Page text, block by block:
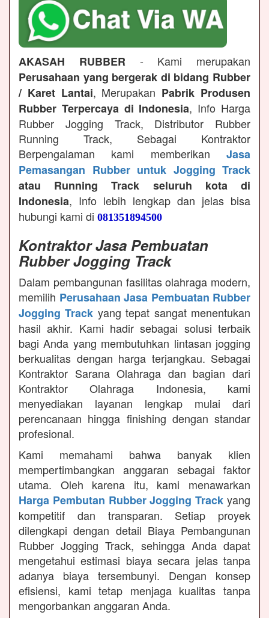
AKASAH RUBBER - Kami merupakan
Perusahaan yang bergerak di bidang Rubber
/ Karet Lantai, Merupakan Pabrik Produsen
Rubber Terpercaya di Indonesia, Info Harga
Rubber Jogging Track, Distributor Rubber
Running Track, Sebagai Kontraktor
Berpengalaman kami memberikan Jasa
Pemasangan Rubber untuk Jogging Track
atau Running Track seluruh kota di
Indonesia, Info lebih lengkap dan jelas bisa
hubungi kami di 081351894500
Kontraktor Jasa Pembuatan
Rubber Jogging Track
Dalam pembangunan fasilitas olahraga modern,
memilih Perusahaan Jasa Pembuatan Rubber
Jogging Track yang tepat sangat menentukan
hasil akhir. Kami hadir sebagai solusi terbaik
bagi Anda yang membutuhkan lintasan jogging
berkualitas dengan harga terjangkau. Sebagai
Kontraktor Sarana Olahraga dan bagian dari
Kontraktor Olahraga Indonesia, kami
menyediakan layanan lengkap mulai dari
perencanaan hingga finishing dengan standar
profesional.
Kami memahami bahwa banyak klien
mempertimbangkan anggaran sebagai faktor
utama. Oleh karena itu, kami menawarkan
Harga Pembutan Rubber Jogging Track yang
kompetitif dan transparan. Setiap proyek
dilengkapi dengan detail Biaya Pembangunan
Rubber Jogging Track, sehingga Anda dapat
mengetahui estimasi biaya secara jelas tanpa
adanya biaya tersembunyi. Dengan konsep
efisiensi, kami tetap menjaga kualitas tanpa
mengorbankan anggaran Anda.